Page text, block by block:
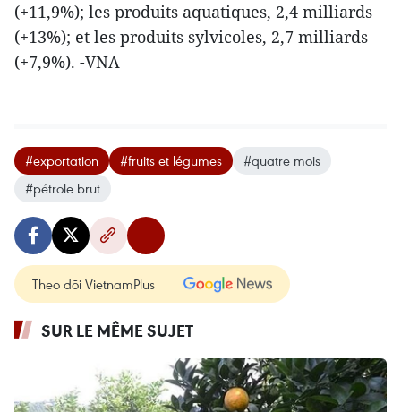
(+11,9%); les produits aquatiques, 2,4 milliards
(+13%); et les produits sylvicoles, 2,7 milliards
(+7,9%). -VNA
#exportation #fruits et légumes
#quatre mois
#pétrole brut
Theo dõi VietnamPlus
SUR LE MÊME SUJET